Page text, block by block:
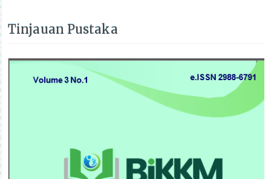
Tinjauan Pustaka